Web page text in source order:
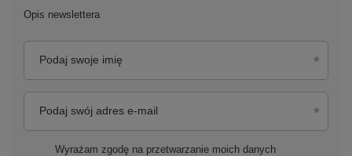
Opis newslettera
Podaj swoje imię
Podaj swój adres e-mail
Wyrażam zgodę na przetwarzanie moich danych